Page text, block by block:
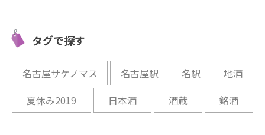
開催中
タグで探す
名古屋サケノマス 名古屋駅 名駅
地酒
夏休み2019
日本酒 酒蔵 銘酒